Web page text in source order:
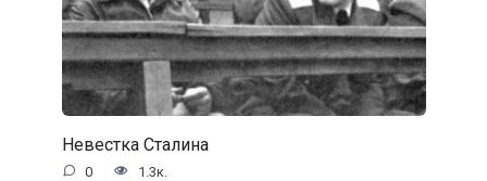
Невестка Сталина
0 1.3к.